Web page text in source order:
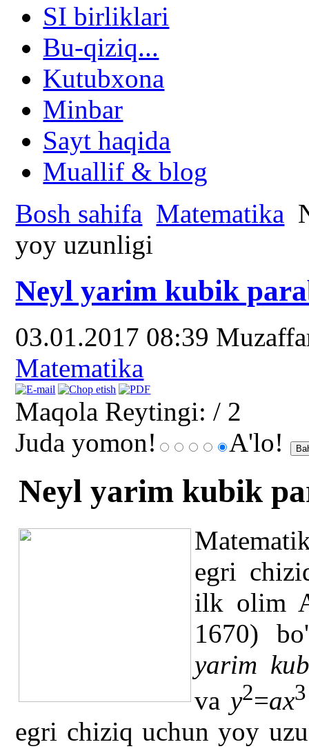
SI birliklari
Bu-qiziq...
Kutubxona
Minbar
Sayt haqida
Muallif & blog
Bosh sahifa Matematika
yoy uzunligi
Neyl yarim kubik
03.01.2017 08:39
Matematika
Maqola Reytingi: / 2
Juda yomon!
A'lo!
Neyl yarim kubik
egri
ilk olim
1670)
yarim
va y2=ax3
egri chiziq uchun yoy